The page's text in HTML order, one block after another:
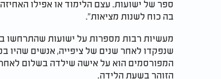
ספר של ישועות. עצם הלימוד או אפילו
בה כוח לשנות מציאות".
מעשיות רבות מספרות על ישועות שהתרחשו
שנפקדו לאחר שנים של ציפייה, אנשים שהיו
המפורסמים הוא על אישה שילדה בשלום
הזוהר בשעת הלידה.